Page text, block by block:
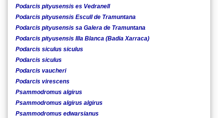
Podarcis pityusensis es Vedranell
Podarcis pityusensis Escull de Tramuntana
Podarcis pityusensis sa Galera de Tramuntana
Podarcis pityusensis Illa Blanca (Badia Xarraca)
Podarcis siculus siculus
Podarcis siculus
Podarcis vaucheri
Podarcis virescens
Psammodromus algirus
Psammodromus algirus algirus
Psammodromus edwarsianus